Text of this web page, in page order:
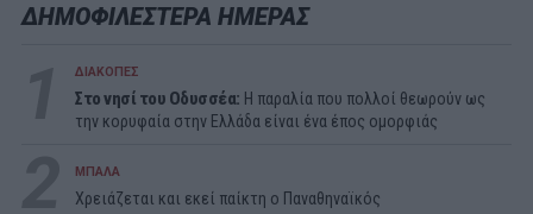
ΔΗΜΟΦΙΛΕΣΤΕΡΑ ΗΜΕΡΑΣ
ΔΙΑΚΟΠΕΣ
Στο νησί του Οδυσσέα: Η παραλία που πολλοί θεωρούν ως
την κορυφαία στην Ελλάδα είναι ένα έπος ομορφιάς
ΜΠΑΛΑ
Χρειάζεται και εκεί παίκτη ο Παναθηναϊκός